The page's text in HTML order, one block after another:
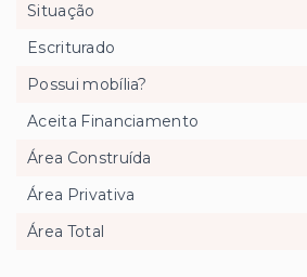
Situação
Escriturado
Possui mobília?
Aceita Financiamento
Área Construída
Área Privativa
Área Total